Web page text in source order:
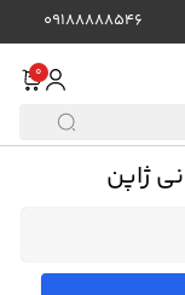
09188888546
0
ژاپن